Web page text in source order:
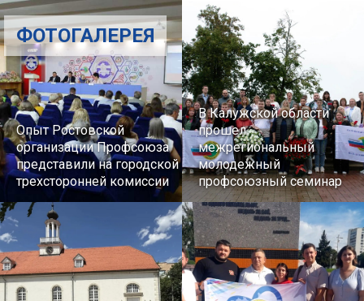
Опыт Ростовской
организации Профсоюза
представили на городской
трехсторонней комиссии
В Калужской области
прошел
межрегиональный
молодежный
профсоюзный семинар
ФОТОГАЛЕРЕЯ